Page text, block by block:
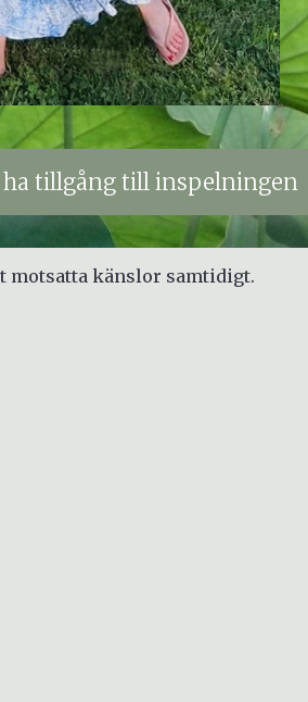
ha tillgång till inspelningen
motsatta känslor samtidigt.